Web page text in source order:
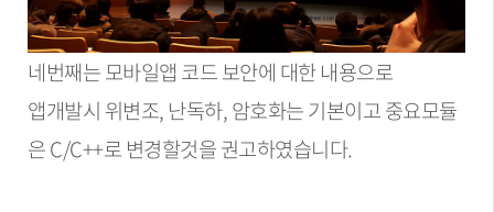
네번째는 모바일앱 코드 보안에 대한 내용으로
앱개발시 위변조, 난독하, 암호화는 기본이고 중요모듈
은 C/C++로 변경할것을 권고하였습니다.